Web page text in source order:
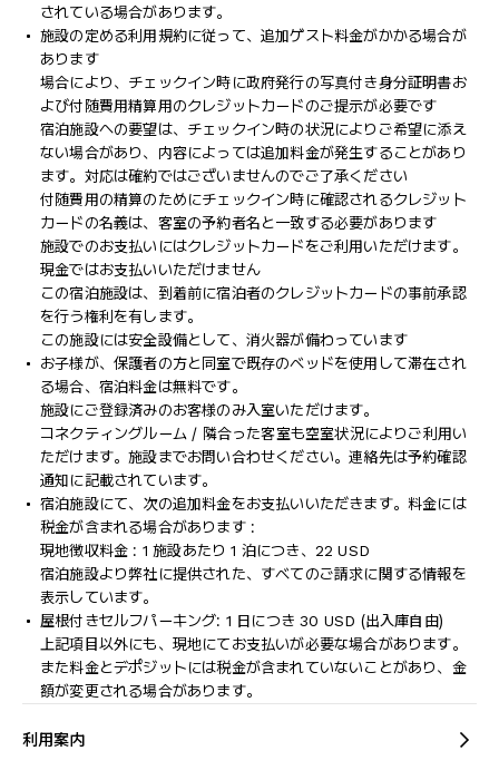
されている場合があります。
施設の定める利用規約に従って、追加ゲスト料金がかかる場合が
あります
場合により、チェックイン時に政府発行の写真付き身分証明書お
よび付随費用精算用のクレジットカードのご提示が必要です
宿泊施設への要望は、チェックイン時の状況によりご希望に添え
ない場合があり、内容によっては追加料金が発生することがあり
ます。対応は確約ではございませんのでご了承ください
付随費用の精算のためにチェックイン時に確認されるクレジット
カードの名義は、客室の予約者名と一致する必要があります
施設でのお支払いにはクレジットカードをご利用いただけます。
現金ではお支払いいただけません
この宿泊施設は、到着前に宿泊者のクレジットカードの事前承認
を行う権利を有します。
この施設には安全設備として、消火器が備わっています
お子様が、保護者の方と同室で既存のベッドを使用して滞在され
る場合、宿泊料金は無料です。
施設にご登録済みのお客様のみ入室いただけます。
コネクティングルーム / 隣合った客室も空室状況によりご利用い
ただけます。施設までお問い合わせください。連絡先は予約確認
通知に記載されています。
宿泊施設にて、次の追加料金をお支払いいただきます。料金には
税金が含まれる場合があります :
現地徴収料金 : 1 施設あたり 1 泊につき、22 USD
宿泊施設より弊社に提供された、すべてのご請求に関する情報を
表示しています。
屋根付きセルフパーキング: 1 日につき 30 USD (出入庫自由)
上記項目以外にも、現地にてお支払いが必要な場合があります。
また料金とデポジットには税金が含まれていないことがあり、金
額が変更される場合があります。
利用案内